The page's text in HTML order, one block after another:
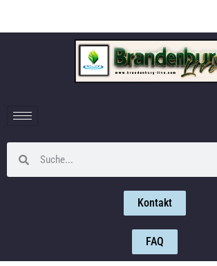
Kontakt
FAQ